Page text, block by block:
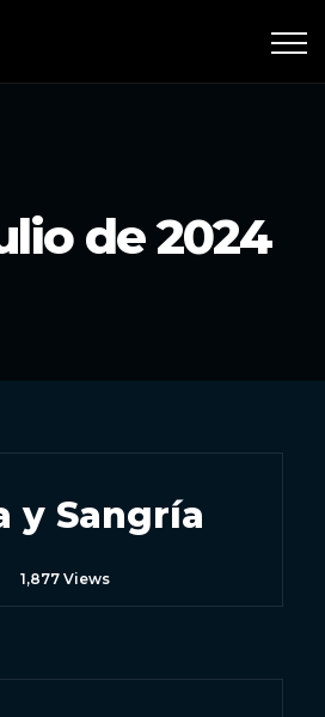
de 2024
y Sangría
1,877 Views